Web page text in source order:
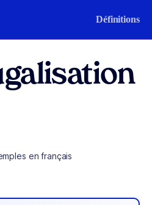
Définitions
en français